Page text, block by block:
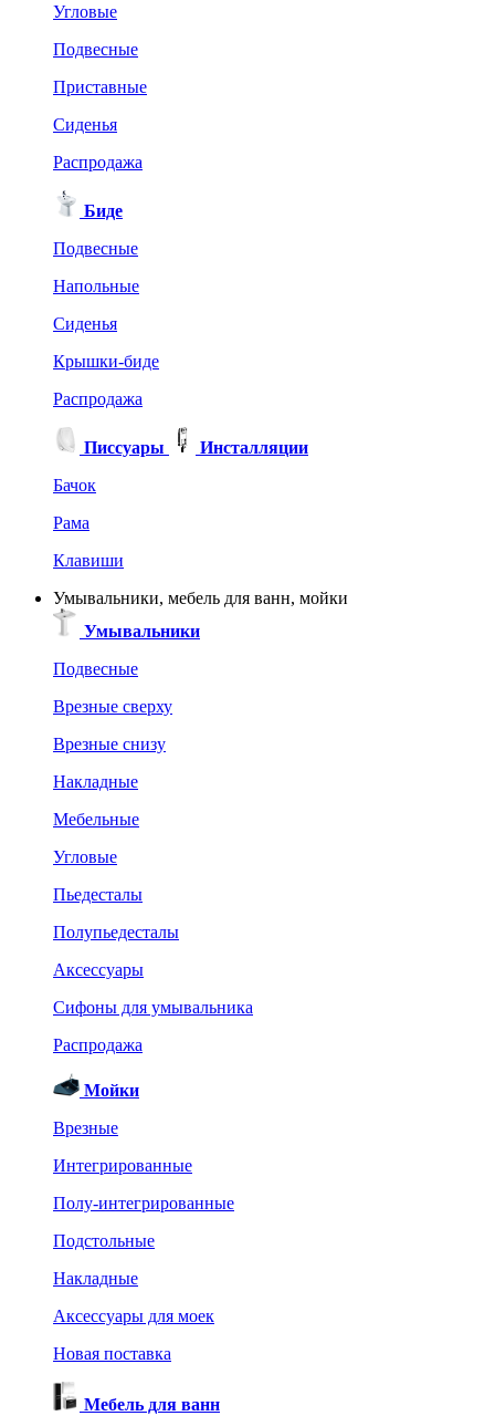
Угловые
Подвесные
Приставные
Сиденья
Распродажа
Биде
Подвесные
Напольные
Сиденья
Крышки-биде
Распродажа
Писсуары
Инсталляции
Бачок
Рама
Клавиши
Умывальники, мебель для ванн, мойки
Умывальники
Подвесные
Врезные сверху
Врезные снизу
Накладные
Мебельные
Угловые
Пьедесталы
Полупьедесталы
Аксессуары
Сифоны для умывальника
Распродажа
Мойки
Врезные
Интегрированные
Полу-интегрированные
Подстольные
Накладные
Аксессуары для моек
Новая поставка
Мебель для ванн